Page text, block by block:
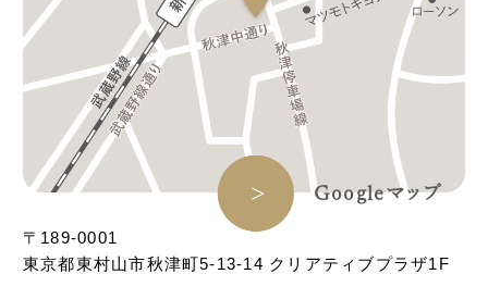
Googleマップ
〒189-0001
東京都東村山市秋津町5-13-14 クリアティブプラザ1F